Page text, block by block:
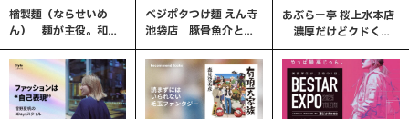
楢製麺（ならせいめ
ん）｜麺が主役。和の
美意識が光る代々木の
隠れた名店
ベジポタつけ麺 えん寺
池袋店｜豚骨魚介と野
菜の奥深い旨味。背徳
感ゼロの濃厚系つけ麺
あぶらー亭 桜上水本店
｜濃厚だけどクドくな
い、中毒性ある一杯に
リピート確定！